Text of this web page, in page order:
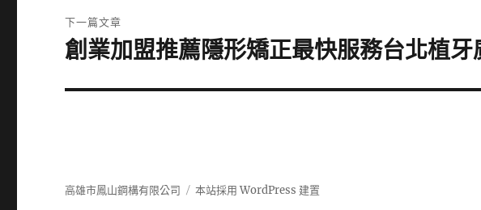
文
章:
下一篇文章
下
篇
創業加盟推薦隱形矯正最快服務台北植
高雄市鳳山鋼構有限公司 本站採用 WordPress 建置